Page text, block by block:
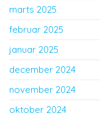
marts 2025
februar 2025
januar 2025
december 2024
november 2024
oktober 2024